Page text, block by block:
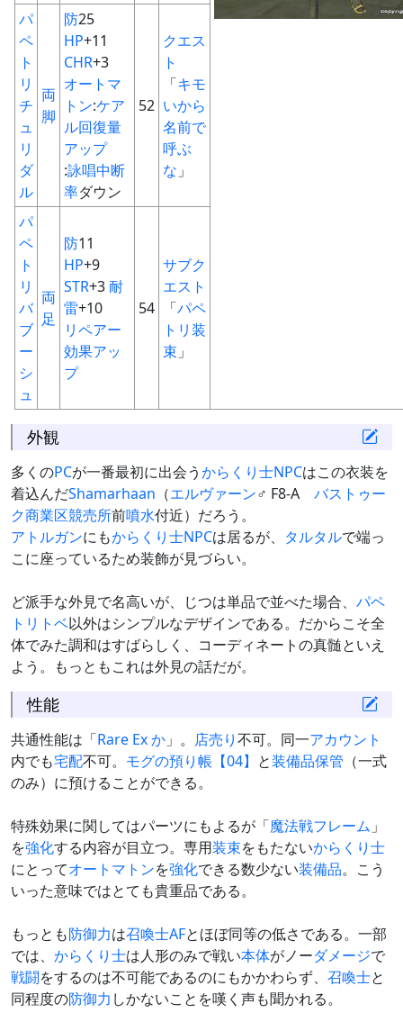
パ
ペ
ト
リ
チ
ュ
リ
ダ
ル
両
脚
防25
HP+11
CHR+3
オートマ
トン:ケア
ル回復量
アップ
:詠唱中断
率ダウン
52
クエス
ト
「キモ
いから
名前で
呼ぶ
な 」
パ
ペ
ト
リ
バ
ブ
ー
シ
ュ
両
足
防11
HP+9
STR+3耐
雷+10
リペアー
効果アッ
プ
54
サブク
エスト
「パペ
トリ装
束 」
外観
多くのPCが一番最初に出会うからくり士NPCはこの衣装を
着込んだShamarhaan （エルヴァーン♂ F8-A バストゥー
ク商業区競売所前噴水付近）だろう。
アトルガンにもからくり士NPCは居るが、 タルタルで端っ
こに座っているため装飾が見づらい。
ど派手な外見で名高いが、じつは単品で並べた場合、 パペ
トリトベ以外はシンプルなデザインである。だからこそ全
体でみた調和はすばらしく、コーディネートの真髄といえ
よう。もっともこれは外見の話だが。
性能
共通性能は「Rare Exか 」。 店売り不可。同一アカウント
内でも宅配不可。 モグの預り帳【04】 と装備品保管 （一式
のみ）に預けることができる。
特殊効果に関してはパーツにもよるが「魔法戦フレーム 」
を強化する内容が目立つ。専用装束をもたないからくり士
にとってオートマトンを強化できる数少ない装備品。こう
いった意味ではとても貴重品である。
もっとも防御力は召喚士AFとほぼ同等の低さである。一部
では、 からくり士は人形のみで戦い本体がノーダメージで
戦闘をするのは不可能であるのにもかかわらず、 召喚士と
同程度の防御力 しかないことを嘆く声も聞かれる。